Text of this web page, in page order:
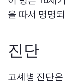
을 따서 명명
진단
고셰병 진단